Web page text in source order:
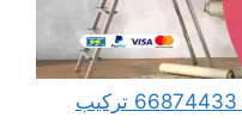
فني تركيب ورق جدران الكويت 66874433 تركيب